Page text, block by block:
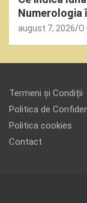
Numerologia
august 7, 2026 O
Termeni și Condiții
Politica de
Politica cookies
Contact